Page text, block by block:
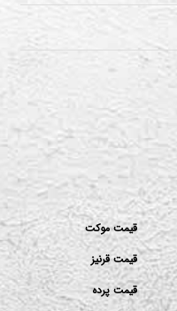
قیمت موکت
قیمت قرنیز
قیمت پرده